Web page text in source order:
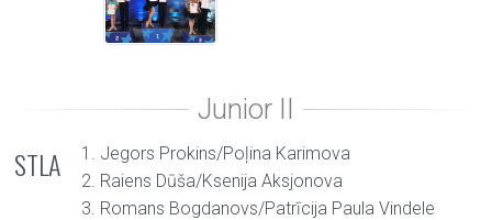
STLA
1. Jegors Prokins/Poļina Karimova
2. Raiens Dūša/Ksenija Aksjonova
3. Romans Bogdanovs/Patrīcija Paula Vindele